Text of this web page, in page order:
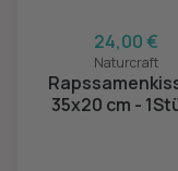
24,00 €
Naturcraft
35x20 cm -